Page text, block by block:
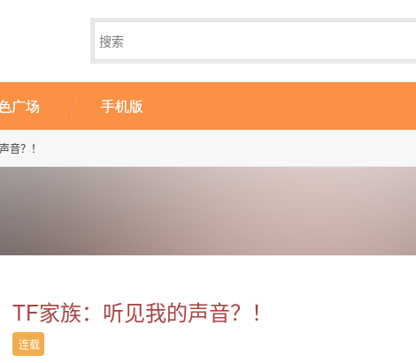
广场 手机版
音？！
TF家族：听见我的声音？！
连载